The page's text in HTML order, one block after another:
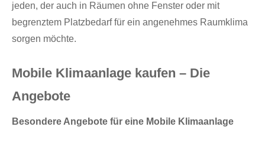
jeden, der auch in Räumen ohne Fenster oder mit
begrenztem Platzbedarf für ein angenehmes Raumklima
sorgen möchte.
Mobile Klimaanlage kaufen – Die
Angebote
Besondere Angebote für eine Mobile Klimaanlage